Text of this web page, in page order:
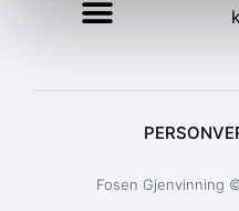
Fosen Gjenvinning